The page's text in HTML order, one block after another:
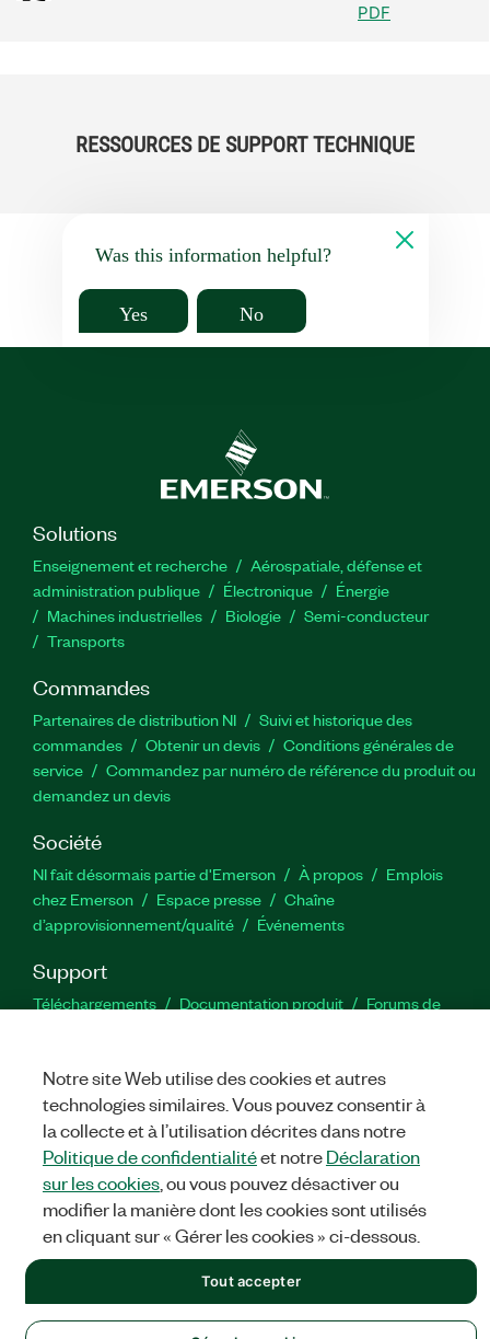
PDF
RESSOURCES DE SUPPORT TECHNIQUE
Was this information helpful?
Yes No
Solutions
Enseignement et recherche
Aérospatiale, défense et
administration publique
Électronique
Énergie​
Machines industrielles
Biologie
Semi-conducteur
Transports
Commandes
Partenaires de distribution NI
Suivi et historique des
commandes
Obtenir un devis
Conditions générales de
service
Commandez par numéro de référence du produit ou
demandez un devis
Société
NI fait désormais partie d'Emerson À propos
Emplois
chez Emerson
Espace presse
Chaîne
d’approvisionnement/qualité
Événements
Support
Téléchargements Documentation produit
Forums de
TwitterYouTube
MENTIONS LÉGALES
les cookies
©NATIONAL INSTRUMENTS CORP. TOUS DROITS RÉSERVÉS.
Notre site Web utilise des cookies et autres
technologies similaires. Vous pouvez consentir à
la collecte et à l’utilisation décrites dans notre
Politique de confidentialitéet notreDéclaration
sur les cookies, ou vous pouvez désactiver ou
modifier la manière dont les cookies sont utilisés
en cliquant sur « Gérer les cookies » ci-dessous.
Tout accepter